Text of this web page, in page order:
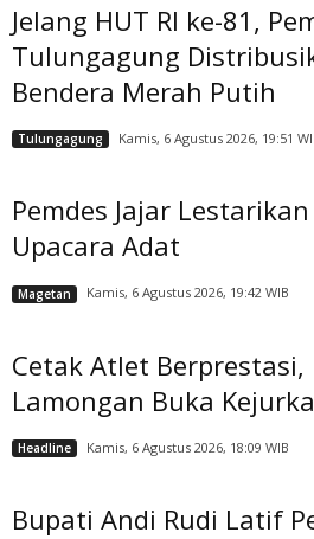
Jelang HUT RI ke-81,
Tulungagung
Bendera Merah Putih
Tulungagung Kamis, 6 Agustus 2026, 19:51
Pemdes Jajar
Upacara Adat
Magetan Kamis, 6 Agustus 2026, 19:42 WIB
Cetak Atlet Berprestasi,
Lamongan Buka
Headline Kamis, 6 Agustus 2026, 18:09 WIB
Bupati Andi Rudi Latif